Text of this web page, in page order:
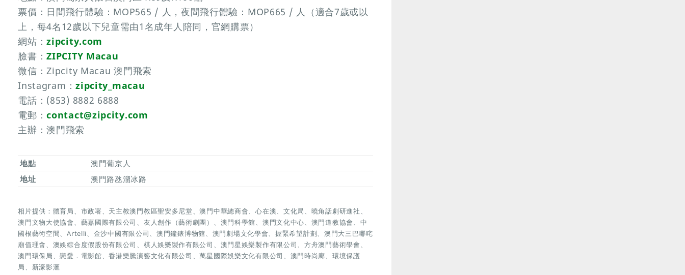
票價：日間飛行體驗：MOP565 / 人，夜間飛行體驗：MOP665 / 人（適合7歲或以
上，每4名12歲以下兒童需由1名成年人陪同，官網購票）
網站：zipcity.com
臉書：ZIPCITY Macau
微信：Zipcity Macau 澳門飛索
Instagram：zipcity_macau
電話：(853) 8882 6888
電郵：contact@zipcity.com
主辦：澳門飛索
地點
澳門葡京人
地址
澳門路氹溜冰路
相片提供：體育局、市政署、天主教澳門教區聖安多尼堂、澳門中華總商會、心在澳、文化局、曉角話劇研進社、
澳門文物大使協會、藝嘉國際有限公司、友人創作（藝術劇團）、澳門科學館、澳門文化中心、澳門道教協會、中
國根藝術空間、Artelli、金沙中國有限公司、澳門鐘錶博物館、澳門劇場文化學會、握緊希望計劃、澳門大三巴哪咤
廟值理會、澳娛綜合度假股份有限公司、棋人娛樂製作有限公司、澳門星娛樂製作有限公司、方舟澳門藝術學會、
澳門環保局、戀愛．電影館、香港樂騰演藝文化有限公司、萬星國際娛樂文化有限公司、澳門時尚廊、環境保護
局、新濠影滙